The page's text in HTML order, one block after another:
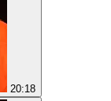
20:18